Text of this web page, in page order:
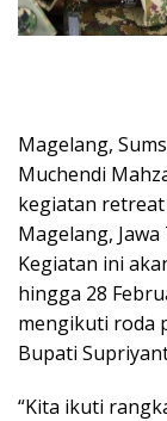
Magelang,
Muchendi
kegiatan
Magelang, Jawa
Kegiatan ini
hingga 28
mengikuti roda
Bupati
“Kita ikuti